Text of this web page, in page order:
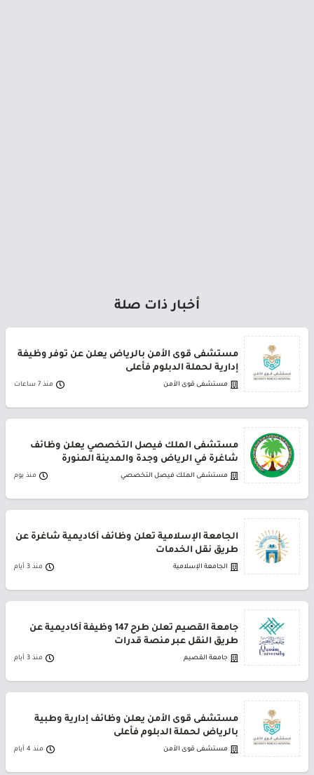
أخبار ذات صلة
مستشفى قوى الأمن بالرياض يعلن عن توفر وظيفة
إدارية لحملة الدبلوم فأعلى
مستشفى قوى الأمن منذ 7 ساعات
مستشفى الملك فيصل التخصصي يعلن وظائف
شاغرة في الرياض وجدة والمدينة المنورة
مستشفى الملك فيصل التخصصي منذ يوم
الجامعة الإسلامية تعلن وظائف أكاديمية شاغرة عن
طريق نقل الخدمات
الجامعة الإسلامية منذ 3 أيام
جامعة القصيم تعلن طرح 147 وظيفة أكاديمية عن
طريق النقل عبر منصة قدرات
جامعة القصيم منذ 3 أيام
مستشفى قوى الأمن يعلن وظائف إدارية وطبية
بالرياض لحملة الدبلوم فأعلى
مستشفى قوى الأمن منذ 4 أيام